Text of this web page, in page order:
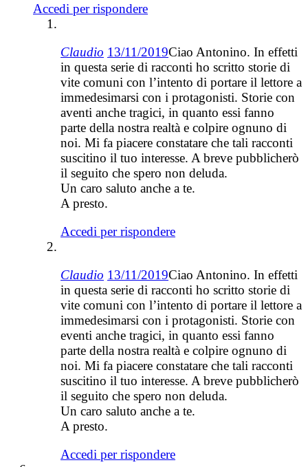
Accedi per rispondere
Claudio 13/11/2019Ciao Antonino. In effetti
in questa serie di racconti ho scritto storie di
vite comuni con l’intento di portare il lettore a
immedesimarsi con i protagonisti. Storie con
aventi anche tragici, in quanto essi fanno
parte della nostra realtà e colpire ognuno di
noi. Mi fa piacere constatare che tali racconti
suscitino il tuo interesse. A breve pubblicherò
il seguito che spero non deluda.
Un caro saluto anche a te.
A presto.
Accedi per rispondere
Claudio 13/11/2019Ciao Antonino. In effetti
in questa serie di racconti ho scritto storie di
vite comuni con l’intento di portare il lettore a
immedesimarsi con i protagonisti. Storie con
eventi anche tragici, in quanto essi fanno
parte della nostra realtà e colpire ognuno di
noi. Mi fa piacere constatare che tali racconti
suscitino il tuo interesse. A breve pubblicherò
il seguito che spero non deluda.
Un caro saluto anche a te.
A presto.
Accedi per rispondere